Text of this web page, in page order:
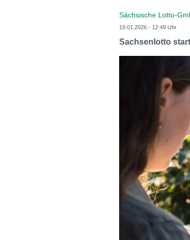
Sächsische Lotto-
19.01.2026 - 12:49 Uhr
Sachsenlotto